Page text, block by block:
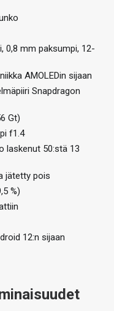
0,8 mm paksumpi, 12-
AMOLEDin sijaan
Snapdragon
Gt)
f1.4
laskenut 50:stä 13
jätetty pois
%)
12:n sijaan